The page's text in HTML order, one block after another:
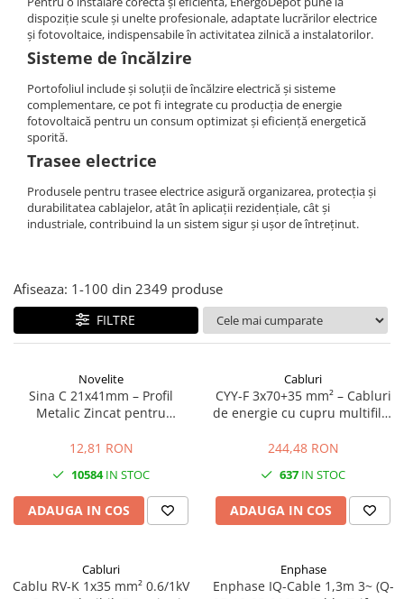
dispoziție scule și unelte profesionale, adaptate lucrărilor electrice
și fotovoltaice, indispensabile în activitatea zilnică a instalatorilor.
Sisteme de încălzire
Portofoliul include și soluții de încălzire electrică și sisteme
complementare, ce pot fi integrate cu producția de energie
fotovoltaică pentru un consum optimizat și eficiență energetică
sporită.
Trasee electrice
Produsele pentru trasee electrice asigură organizarea, protecția și
durabilitatea cablajelor, atât în aplicații rezidențiale, cât și
industriale, contribuind la un sistem sigur și ușor de întreținut.
Afiseaza: 1-100 din 2349 produse
FILTRE
Novelite
Sina C 21x41mm – Profil
Metalic Zincat pentru
Jgheaburilor Port-Cablu
12,81 RON
10584IN STOC
ADAUGA IN COS
Cabluri
CYY-F 3x70+35 mm² – Cabluri
de energie cu cupru multifilar
244,48 RON
637 IN STOC
ADAUGA IN COS
Cabluri
Cablu RV-K 1x35 mm² 0.6/1kV
Enphase
Enphase IQ-Cable 1,3m 3~ (Q-